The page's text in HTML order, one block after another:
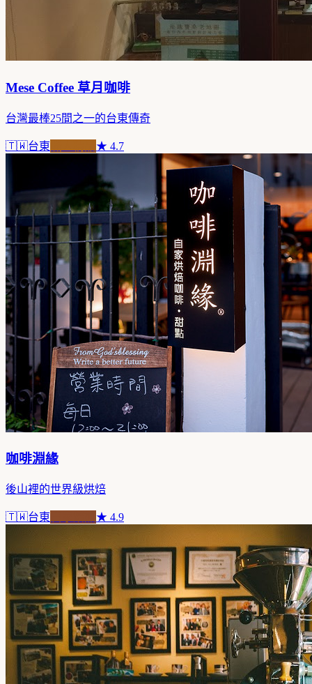
Mese Coffee 草月咖啡
台灣最棒25間之一的台東傳奇
🇹🇼台東 ★ 4.7
咖啡淵緣
後山裡的世界級烘焙
🇹🇼台東 ★ 4.9